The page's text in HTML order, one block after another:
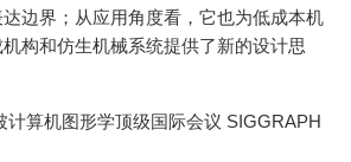
边界；从应用角度看，它也为低成本机
构和仿生机械系统提供了新的设计思
计算机图形学顶级国际会议 SIGGRAPH